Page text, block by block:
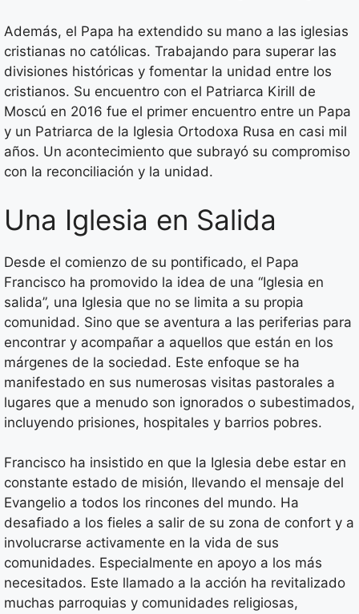
Además, el Papa ha extendido su mano a las iglesias
cristianas no católicas. Trabajando para superar las
divisiones históricas y fomentar la unidad entre los
cristianos. Su encuentro con el Patriarca Kirill de
Moscú en 2016 fue el primer encuentro entre un Papa
y un Patriarca de la Iglesia Ortodoxa Rusa en casi mil
años. Un acontecimiento que subrayó su compromiso
con la reconciliación y la unidad.
Una Iglesia en Salida
Desde el comienzo de su pontificado, el Papa
Francisco ha promovido la idea de una “Iglesia en
salida”, una Iglesia que no se limita a su propia
comunidad. Sino que se aventura a las periferias para
encontrar y acompañar a aquellos que están en los
márgenes de la sociedad. Este enfoque se ha
manifestado en sus numerosas visitas pastorales a
lugares que a menudo son ignorados o subestimados,
incluyendo prisiones, hospitales y barrios pobres.
Francisco ha insistido en que la Iglesia debe estar en
constante estado de misión, llevando el mensaje del
Evangelio a todos los rincones del mundo. Ha
desafiado a los fieles a salir de su zona de confort y a
involucrarse activamente en la vida de sus
comunidades. Especialmente en apoyo a los más
necesitados. Este llamado a la acción ha revitalizado
muchas parroquias y comunidades religiosas,